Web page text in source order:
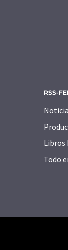
RSS-
Libros
Todo